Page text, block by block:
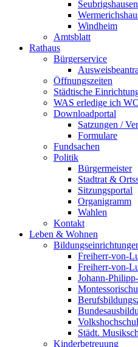
Seubrigshausen
Windheim
Amtsblatt
Rathaus
Bürgerservice
Öffnungszeiten
Städtische
WAS erledige ich
Downloadportal
Satzungen /
Formulare
Fundsachen
Politik
Bürgermeister
Stadtrat &
Sitzungsportal
Organigramm
Wahlen
Kontakt
Leben & Wohnen
Freiherr-von-
Freiherr-von-
Johann-
Städt.
Kinderbetreuung